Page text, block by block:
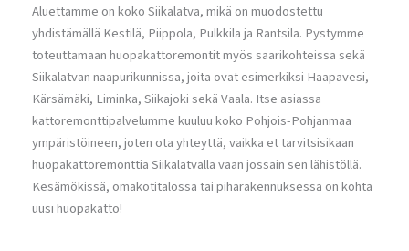
Aluettamme on koko Siikalatva, mikä on muodostettu
yhdistämällä Kestilä, Piippola, Pulkkila ja Rantsila. Pystymme
toteuttamaan huopakattoremontit myös saarikohteissa sekä
Siikalatvan naapurikunnissa, joita ovat esimerkiksi Haapavesi,
Kärsämäki, Liminka, Siikajoki sekä Vaala. Itse asiassa
kattoremonttipalvelumme kuuluu koko Pohjois-Pohjanmaa
ympäristöineen, joten ota yhteyttä, vaikka et tarvitsisikaan
huopakattoremonttia Siikalatvalla vaan jossain sen lähistöllä.
Kesämökissä, omakotitalossa tai piharakennuksessa on kohta
uusi huopakatto!